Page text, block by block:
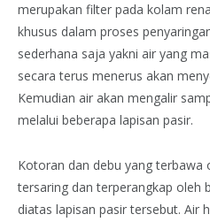
merupakan filter pada kolam
khusus dalam proses
sederhana saja yakni air yang
secara terus menerus akan
Kemudian air akan mengalir
melalui beberapa lapisan pasir.
Kotoran dan debu yang terbawa
tersaring dan terperangkap oleh
diatas lapisan pasir tersebut. Air